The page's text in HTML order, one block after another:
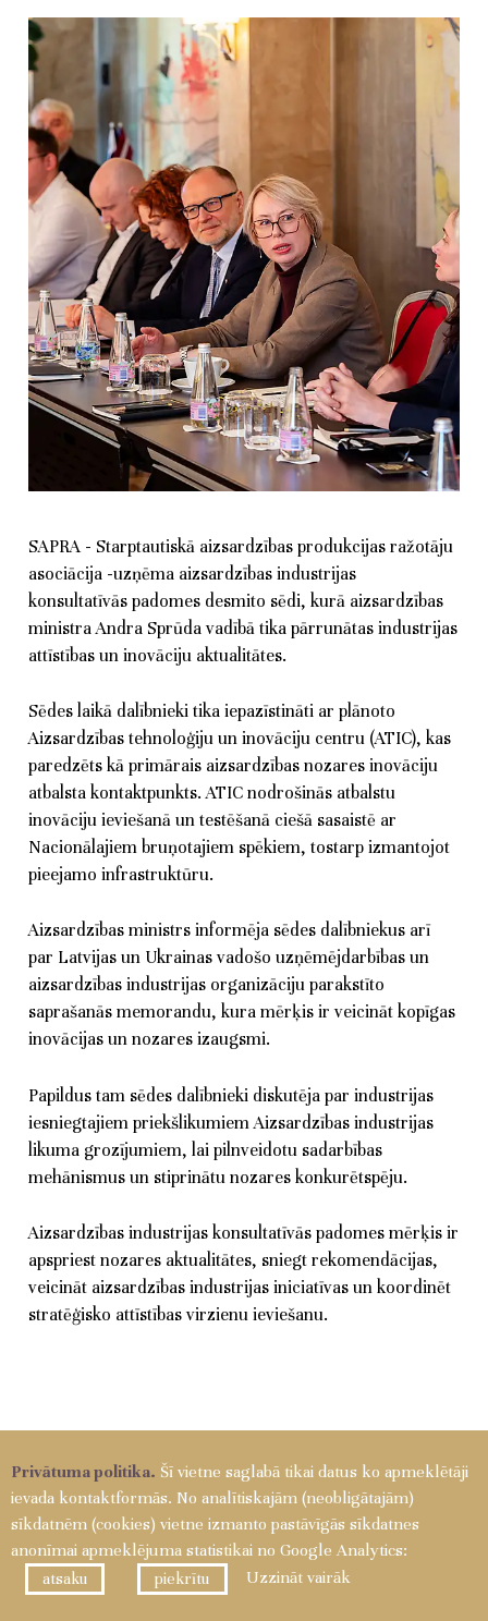
SAPRA - Starptautiskā aizsardzības produkcijas ražotāju
asociācija -uzņēma aizsardzības industrijas
konsultatīvās padomes desmito sēdi, kurā aizsardzības
ministra Andra Sprūda vadībā tika pārrunātas industrijas
attīstības un inovāciju aktualitātes.
Sēdes laikā dalībnieki tika iepazīstināti ar plānoto
Aizsardzības tehnoloģiju un inovāciju centru (ATIC), kas
paredzēts kā primārais aizsardzības nozares inovāciju
atbalsta kontaktpunkts. ATIC nodrošinās atbalstu
inovāciju ieviešanā un testēšanā ciešā sasaistē ar
Nacionālajiem bruņotajiem spēkiem, tostarp izmantojot
pieejamo infrastruktūru.
Aizsardzības ministrs informēja sēdes dalībniekus arī
par Latvijas un Ukrainas vadošo uzņēmējdarbības un
aizsardzības industrijas organizāciju parakstīto
saprašanās memorandu, kura mērķis ir veicināt kopīgas
inovācijas un nozares izaugsmi.
Papildus tam sēdes dalībnieki diskutēja par industrijas
iesniegtajiem priekšlikumiem Aizsardzības industrijas
likuma grozījumiem, lai pilnveidotu sadarbības
mehānismus un stiprinātu nozares konkurētspēju.
Aizsardzības industrijas konsultatīvās padomes mērķis ir
apspriest nozares aktualitātes, sniegt rekomendācijas,
veicināt aizsardzības industrijas iniciatīvas un koordinēt
stratēģisko attīstības virzienu ieviešanu.
Privātuma politika. Šī vietne saglabā tikai datus ko apmeklētāji
ievada kontaktformās. No analītiskajām (neobligātajām)
sīkdatnēm (cookies) vietne izmanto pastāvīgās sīkdatnes
anonīmai apmeklējuma statistikai no Google Analytics:
atsaku
piekrītu Uzzināt vairāk